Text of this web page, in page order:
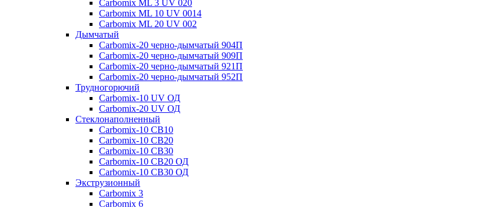
Carbomix ML 3 UV 020
Carbomix ML 10 UV 0014
Carbomix ML 20 UV 002
Дымчатый
Carbomix-20 черно-дымчатый 904П
Carbomix-20 черно-дымчатый 909П
Carbomix-20 черно-дымчатый 921П
Carbomix-20 черно-дымчатый 952П
Трудногорючий
Carbomix-10 UV ОД
Carbomix-20 UV ОД
Стеклонаполненный
Carbomix-10 СВ10
Carbomix-10 СВ20
Carbomix-10 СВ30
Carbomix-10 СВ20 ОД
Carbomix-10 СВ30 ОД
Экструзионный
Carbomix 3
Carbomix 6